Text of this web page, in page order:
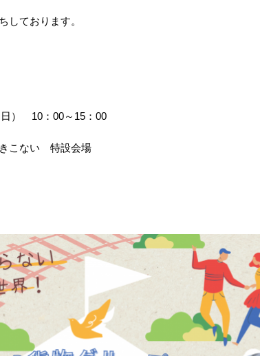
しております。
） 10：00～15：00
こない 特設会場